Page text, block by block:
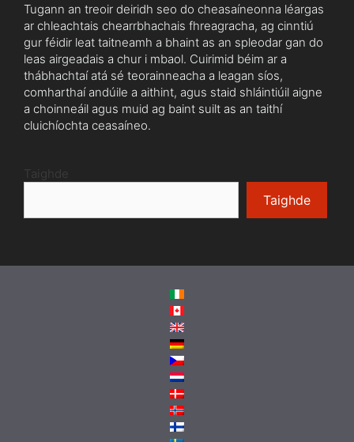
Tugann an treoir deiridh seo do cheasaíneonna léargas
ar chleachtais chearrbhachais fhreagracha, ag cinntiú
gur féidir leat taitneamh a bhaint as an spleodar gan do
leas airgeadais a chur i mbaol. Cuirimid béim ar a
thábhachtaí atá sé teorainneacha a leagan síos,
comharthaí andúile a aithint, agus staid shláintiúil aigne
a choinneáil agus muid ag baint suilt as an taithí
cluichíochta ceasaíneo.
Taighde
Taighde